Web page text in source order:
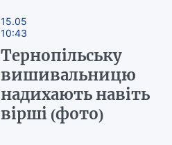
15.05
10:43
Тернопільську
вишивальницю
надихають навіть
вірші (фото)